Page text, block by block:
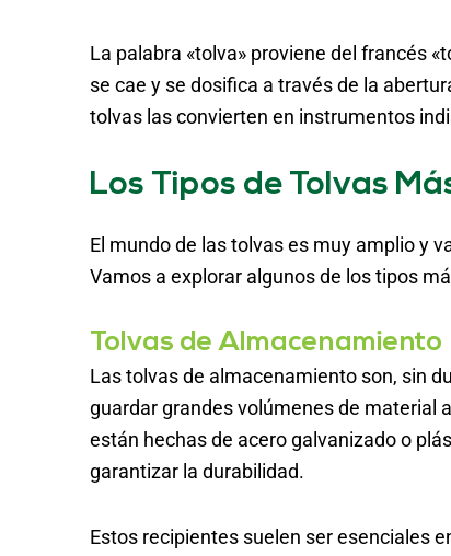
La palabra «tolva» proviene del francés
se cae y se dosifica a través de la
tolvas las convierten en instrumentos
Los Tipos de Tolvas
El mundo de las tolvas es muy amplio y
Vamos a explorar algunos de los tipos
Tolvas de Almacenamiento
Las tolvas de almacenamiento son, sin
guardar grandes volúmenes de material
están hechas de acero galvanizado o
garantizar la durabilidad.
Estos recipientes suelen ser esenciales